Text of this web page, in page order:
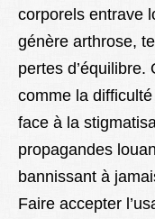
corporels entrave
génère arthrose,
pertes d’équilibre.
comme la
face à la
propagandes
bannissant à
Faire accepter